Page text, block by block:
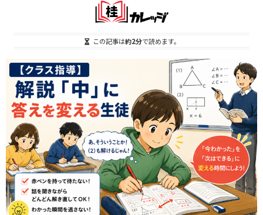
この記事は約2分で読めます。